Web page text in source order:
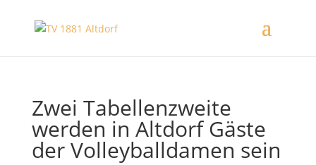
Zwei Tabellenzweite
werden in Altdorf Gäste
der Volleyballdamen sein